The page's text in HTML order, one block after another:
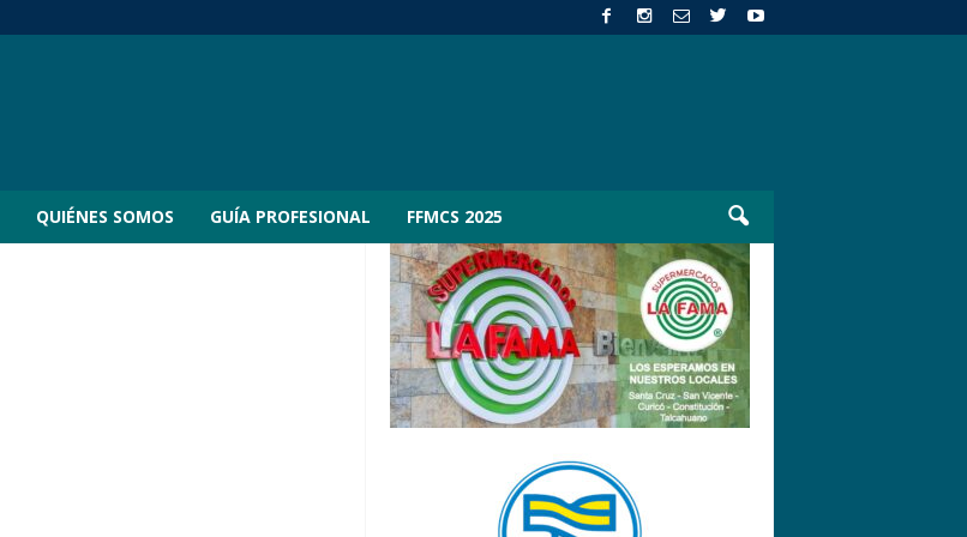
QUIÉNES SOMOS GUÍA PROFESIONAL FFMCS 2025